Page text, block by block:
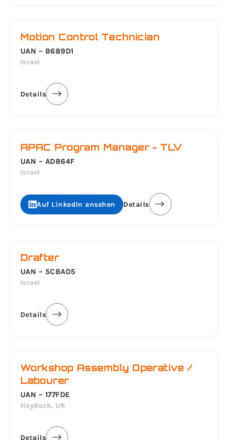
Motion Control Technician
UAN – B689D1
Israel
Details
APAC Program Manager - TLV
UAN – AD864F
Israel
Auf LinkedIn ansehen Details
Drafter
UAN – 5CBAD5
Israel
Details
Workshop Assembly Operative /
Labourer
UAN – 177FDE
Haydock, UK
Details